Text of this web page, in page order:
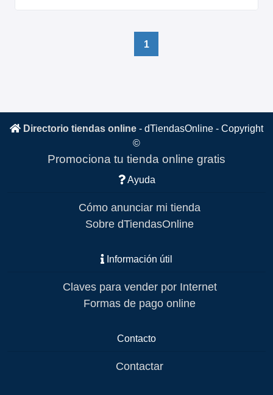
1
Directorio tiendas online - dTiendasOnline - Copyright
©
Promociona tu tienda online gratis
Ayuda
Cómo anunciar mi tienda
Sobre dTiendasOnline
Información útil
Claves para vender por Internet
Formas de pago online
Contacto
Contactar